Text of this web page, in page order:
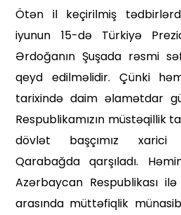
Ötən il keçirilmiş
iyunun 15-də Türkiyə
Ərdoğanın Şuşada rəsmi
qeyd edilməlidir. Çün­ki
tarixində daim əlamətdar
Respublikamızın müstəqillik
dövlət başçımız xarici
Qarabağda qarşıladı.
Azərbaycan Respubli­kası
arasın­da müttəfiqlik